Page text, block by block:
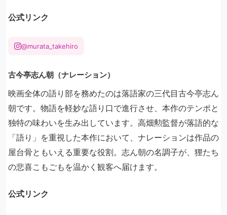
公式リンク
@murata_takehiro
古今亭志ん朝（ナレーション）
映画全体の語り部を務めたのは落語家の三代目古今亭志ん
朝です。物語を軽妙な語り口で進行させ、本作のテンポと
独特の味わいを生み出しています。高畑勲監督が落語的な
「語り」を重視した本作において、ナレーションは作品の
屋台骨ともいえる重要な役割。志ん朝の名調子が、狸たち
の悲喜こもごもを温かく観客へ届けます。
公式リンク